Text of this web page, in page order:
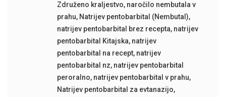
Združeno kraljestvo, naročilo nembutala v
prahu, Natrijev pentobarbital (Nembutal),
natrijev pentobarbital brez recepta, natrijev
pentobarbital Kitajska, natrijev
pentobarbital na recept, natrijev
pentobarbital nz, natrijev pentobarbital
peroralno, natrijev pentobarbital v prahu,
Natrijev pentobarbital za evtanazijo,